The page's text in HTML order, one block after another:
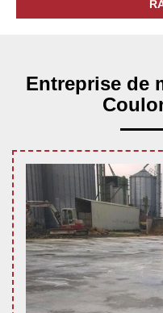
Entreprise de